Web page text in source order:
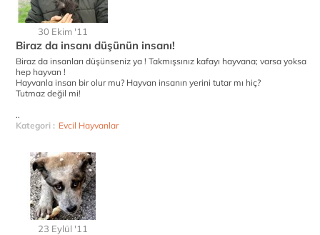
30 Ekim '11
Biraz da insanı düşünün insanı!
Biraz da insanları düşünseniz ya ! Takmışsınız kafayı hayvana; varsa yoksa
hep hayvan !
Hayvanla insan bir olur mu? Hayvan insanın yerini tutar mı hiç?
Tutmaz değil mi!
..
Kategori : Evcil Hayvanlar
23 Eylül '11